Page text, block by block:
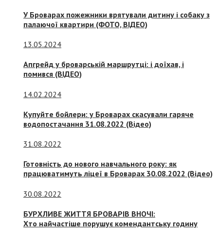
У Броварах пожежники врятували дитину і собаку з
палаючої квартири (ФОТО, ВІДЕО)
13.05.2024
Апгрейд у броварській маршрутці: і доїхав, і
помився (ВІДЕО)
14.02.2024
Купуйте бойлери: у Броварах скасували гаряче
водопостачання 31.08.2022 (Відео)
31.08.2022
Готовність до нового навчального року: як
працюватимуть ліцеї в Броварах 30.08.2022 (Відео)
30.08.2022
БУРХЛИВЕ ЖИТТЯ БРОВАРІВ ВНОЧІ:
Хто найчастіше порушує комендантську годину